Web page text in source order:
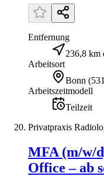
Entfernung
236,8 km
Arbeitsort
Bonn (
Arbeitszeitmodell
Teilzeit
Privatpraxis
MFA (m/w/
Office – ab